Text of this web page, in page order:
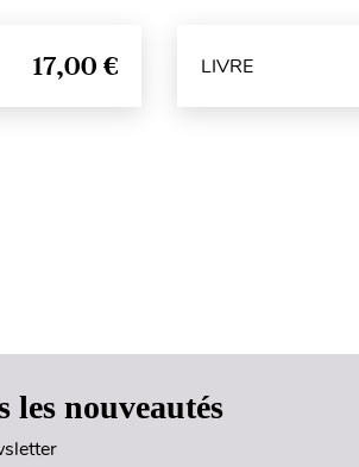
17,00 € LIVRE
les nouveautés